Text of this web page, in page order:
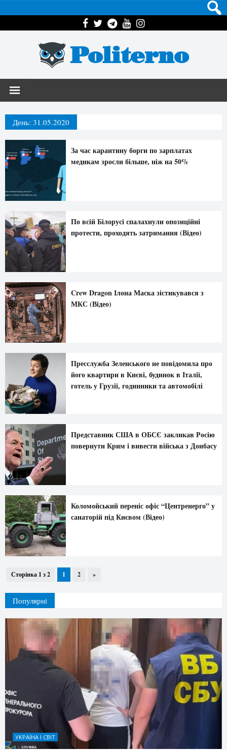
Politerno
День: 31.05.2020
За час карантину борги по зарплатах
медикам зросли більше, ніж на 50%
По всій Білорусі спалахнули опозиційні
протести, проходять затримання (Відео)
Crew Dragon Ілона Маска зістикувався з
МКС (Відео)
Пресслужба Зеленського не повідомила про
його квартири в Києві, будинок в Італії,
готель у Грузії, годинники та автомобілі
Представник США в ОБСЄ закликав Росію
повернути Крим і вивести війська з Донбасу
Коломойський переніс офіс “Центренерго” у
санаторій під Києвом (Відео)
Сторінка 1 з 2 1 2 »
Популярні
УКРАЇНА І СВІТ